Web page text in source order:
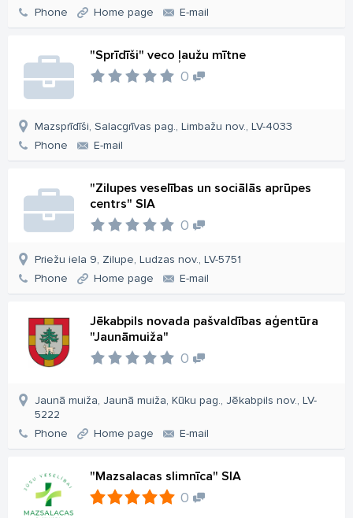
Phone
Home page E-mail
"Sprīdīši" veco ļaužu mītne
0
Mazsprīdīši, Salacgrīvas pag., Limbažu nov., LV-4033
Phone
E-mail
"Zilupes veselības un sociālās aprūpes
centrs" SIA
0
Priežu iela 9, Zilupe, Ludzas nov., LV-5751
Phone
Home page E-mail
Jēkabpils novada pašvaldības aģentūra
"Jaunāmuiža"
0
Jaunā muiža, Jaunā muiža, Kūku pag., Jēkabpils nov., LV-
5222
Phone
Home page E-mail
"Mazsalacas slimnīca" SIA
0